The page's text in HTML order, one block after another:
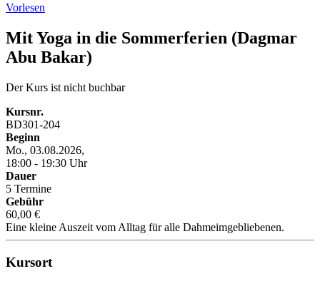
Vorlesen
Mit Yoga in die Sommerferien (Dagmar
Abu Bakar)
Der Kurs ist nicht buchbar
Kursnr.
BD301-204
Beginn
Mo., 03.08.2026,
18:00 - 19:30 Uhr
Dauer
5 Termine
Gebühr
60,00 €
Eine kleine Auszeit vom Alltag für alle Dahmeimgebliebenen.
Kursort